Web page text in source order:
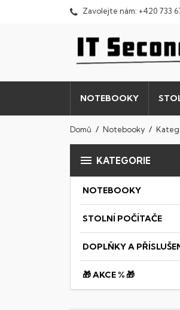
Zavolejte nám: +420 733
NOTEBOOKY
Domů Notebooky
 KATEGORIE
NOTEBOOKY
STOLNÍ POČÍTAČE
DOPLŇKY A
🎁 AKCE % 🎁